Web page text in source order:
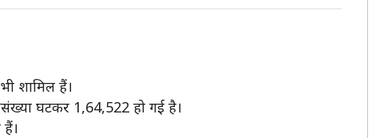
शामिल हैं।
घटकर 1,64,522 हो गई है।